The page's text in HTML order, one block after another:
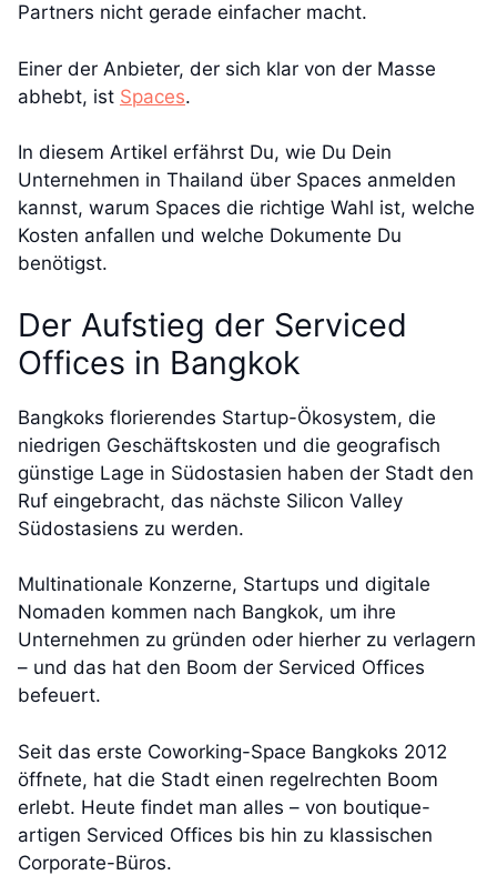
Partners nicht gerade einfacher macht.
Einer der Anbieter, der sich klar von der Masse
abhebt, ist Spaces.
In diesem Artikel erfährst Du, wie Du Dein
Unternehmen in Thailand über Spaces anmelden
kannst, warum Spaces die richtige Wahl ist, welche
Kosten anfallen und welche Dokumente Du
benötigst.
Der Aufstieg der Serviced
Offices in Bangkok
Bangkoks florierendes Startup-Ökosystem, die
niedrigen Geschäftskosten und die geografisch
günstige Lage in Südostasien haben der Stadt den
Ruf eingebracht, das nächste Silicon Valley
Südostasiens zu werden.
Multinationale Konzerne, Startups und digitale
Nomaden kommen nach Bangkok, um ihre
Unternehmen zu gründen oder hierher zu verlagern
– und das hat den Boom der Serviced Offices
befeuert.
Seit das erste Coworking-Space Bangkoks 2012
öffnete, hat die Stadt einen regelrechten Boom
erlebt. Heute findet man alles – von boutique-
artigen Serviced Offices bis hin zu klassischen
Corporate-Büros.